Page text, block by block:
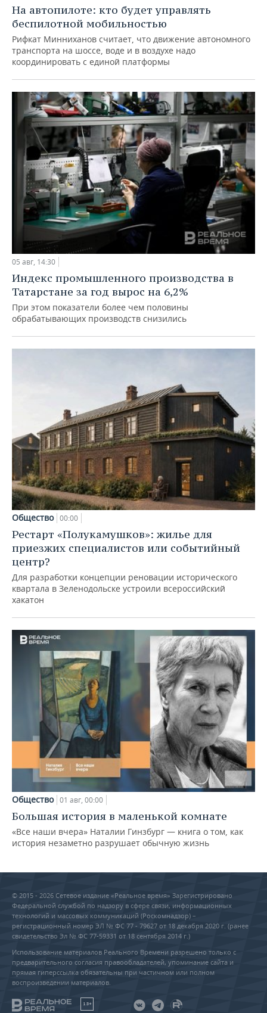
На автопилоте: кто будет управлять
беспилотной мобильностью
Рифкат Минниханов считает, что движение автономного
транспорта на шоссе, воде и в воздухе надо
координировать с единой платформы
05 авг, 14:30
Индекс промышленного производства в
Татарстане за год вырос на 6,2%
При этом показатели более чем половины
обрабатывающих производств снизились
Общество 00:00
Рестарт «Полукамушков»: жилье для
приезжих специалистов или событийный
центр?
Для разработки концепции реновации исторического
квартала в Зеленодольске устроили всероссийский
хакатон
Общество 01 авг, 00:00
Большая история в маленькой комнате
«Все наши вчера» Наталии Гинзбург — книга о том, как
история незаметно разрушает обычную жизнь
© 2015 - 2026 Сетевое издание «Реальное время» Зарегистрировано
Федеральной службой по надзору в сфере связи, информационных
технологий и массовых коммуникаций (Роскомнадзор) –
регистрационный номер ЭЛ № ФС 77 - 79627 от 18 декабря 2020 г. (ранее
свидетельство Эл № ФС 77-59331 от 18 сентября 2014 г.)
Использование материалов Реального Времени разрешено только с
предварительного согласия правообладателей, упоминание сайта и
прямая гиперссылка обязательны при частичном или полном
воспроизведении материалов.
18+